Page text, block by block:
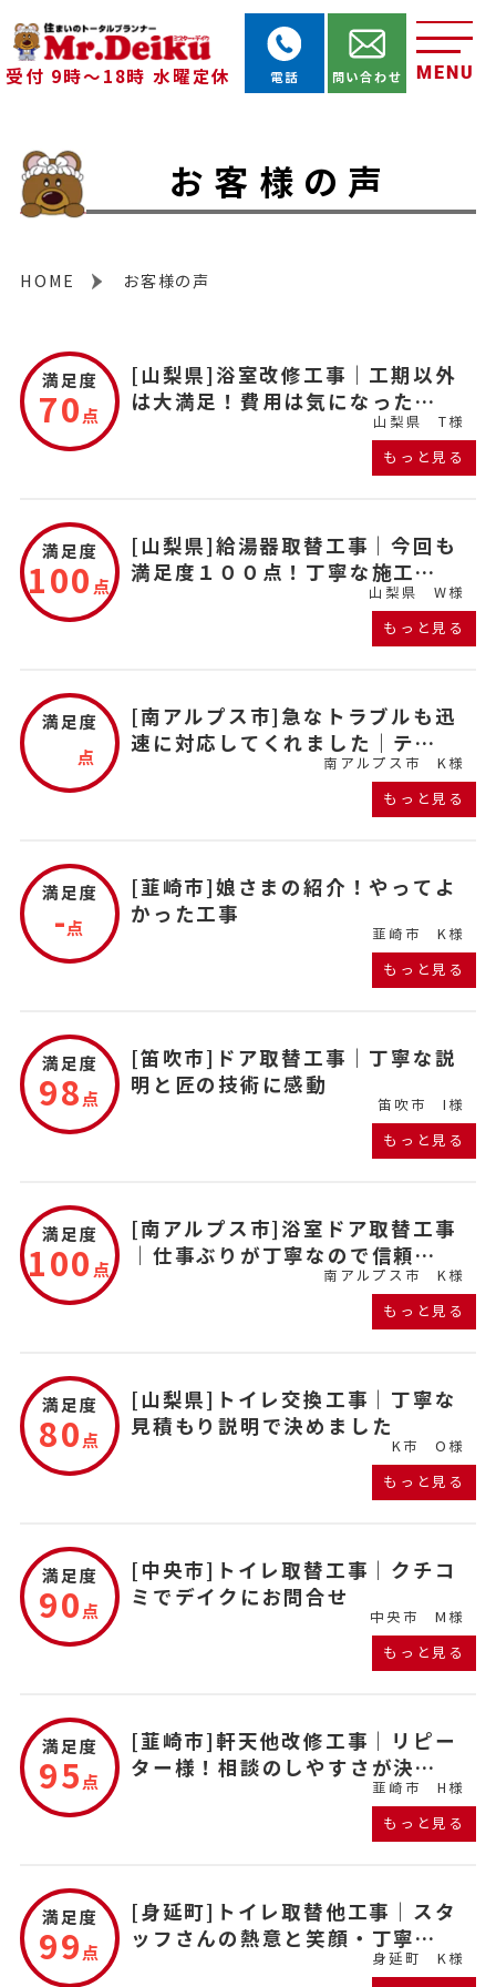
受付 9時～18時 水曜定休 MENU
電話 問い合わせ
お客様の声
HOME お客様の声
満足度
70点
[山梨県]浴室改修工事｜工期以外
は大満足！費用は気になった…
山梨県 T様
もっと見る
満足度
100点
[山梨県]給湯器取替工事｜今回も
満足度１００点！丁寧な施工…
山梨県 W様
もっと見る
満足度
点
[南アルプス市]急なトラブルも迅
速に対応してくれました｜テ…
南アルプス市 K様
もっと見る
満足度
-点
[韮崎市]娘さまの紹介！やってよ
かった工事
韮崎市 K様
もっと見る
満足度
98点
[笛吹市]ドア取替工事｜丁寧な説
明と匠の技術に感動
笛吹市 I様
もっと見る
満足度
100点
[南アルプス市]浴室ドア取替工事
｜仕事ぶりが丁寧なので信頼…
南アルプス市 K様
もっと見る
満足度
80点
[山梨県]トイレ交換工事｜丁寧な
見積もり説明で決めました
K市 O様
もっと見る
満足度
90点
[中央市]トイレ取替工事｜クチコ
ミでデイクにお問合せ
中央市 M様
もっと見る
満足度
95点
[韮崎市]軒天他改修工事｜リピー
ター様！相談のしやすさが決…
韮崎市 H様
もっと見る
満足度
99点
[身延町]トイレ取替他工事｜スタ
ッフさんの熱意と笑顔・丁寧…
身延町 K様